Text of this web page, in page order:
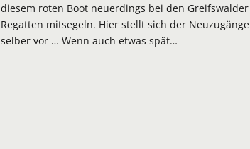
diesem roten Boot neuerdings bei den Greifswalder
Regatten mitsegeln. Hier stellt sich der Neuzugänge
selber vor … Wenn auch etwas spät…